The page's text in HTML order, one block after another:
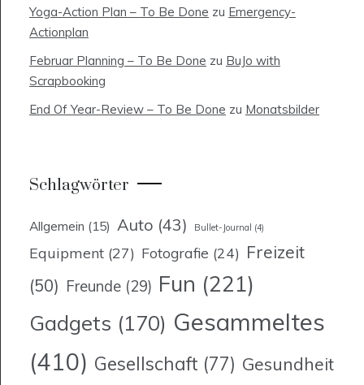
Yoga-Action Plan – To Be Done zu Emergency-
Actionplan
Februar Planning – To Be Done zu BuJo with
Scrapbooking
End Of Year-Review – To Be Done zu Monatsbilder
Schlagwörter
Allgemein (15) Auto (43) Bullet-Journal (4)
Equipment (27) Fotografie (24) Freizeit
(50) Freunde (29) Fun (221)
Gadgets (170) Gesammeltes
(410) Gesellschaft (77) Gesundheit